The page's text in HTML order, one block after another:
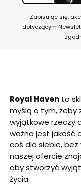
Zapisując się,
dotyczącym
Royal Haven to
myślą o tym, żeby
wyjątkowe rzeczy
ważna jest jakość
coś dla siebie, bez
naszej ofercie
aby stworzyć
życia.